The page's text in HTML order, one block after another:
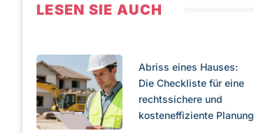
LESEN SIE AUCH
Abriss eines Hauses:
Die Checkliste für eine
rechtssichere und
kosteneffiziente Planung